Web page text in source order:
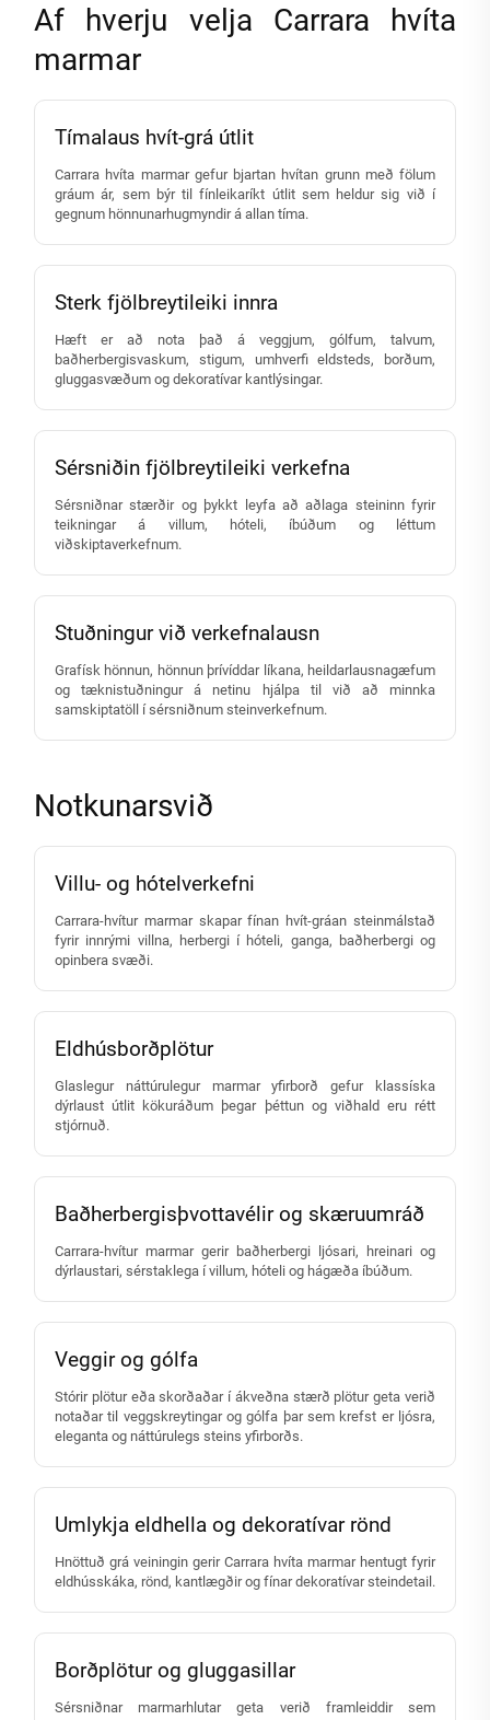
Af hverju velja Carrara hvíta
marmar
Tímalaus hvít-grá útlit
Carrara hvíta marmar gefur bjartan hvítan grunn með fölum
gráum ár, sem býr til fínleikaríkt útlit sem heldur sig við í
gegnum hönnunarhugmyndir á allan tíma.
Sterk fjölbreytileiki innra
Hæft er að nota það á veggjum, gólfum, talvum,
baðherbergisvaskum, stigum, umhverfi eldsteds, borðum,
gluggasvæðum og dekoratívar kantlýsingar.
Sérsniðin fjölbreytileiki verkefna
Sérsniðnar stærðir og þykkt leyfa að aðlaga steininn fyrir
teikningar á villum, hóteli, íbúðum og léttum
viðskiptaverkefnum.
Stuðningur við verkefnalausn
Grafísk hönnun, hönnun þrívíddar líkana, heildarlausnagæfum
og tæknistuðningur á netinu hjálpa til við að minnka
samskiptatöll í sérsniðnum steinverkefnum.
Notkunarsvið
Villu- og hótelverkefni
Carrara-hvítur marmar skapar fínan hvít-gráan steinmálstað
fyrir innrými villna, herbergi í hóteli, ganga, baðherbergi og
opinbera svæði.
Eldhúsborðplötur
Glaslegur náttúrulegur marmar yfirborð gefur klassíska
dýrlaust útlit kökuráðum þegar þéttun og viðhald eru rétt
stjórnuð.
Baðherbergisþvottavélir og skæruumráð
Carrara-hvítur marmar gerir baðherbergi ljósari, hreinari og
dýrlaustari, sérstaklega í villum, hóteli og hágæða íbúðum.
Veggir og gólfa
Stórir plötur eða skorðaðar í ákveðna stærð plötur geta verið
notaðar til veggskreytingar og gólfa þar sem krefst er ljósra,
eleganta og náttúrulegs steins yfirborðs.
Umlykja eldhella og dekoratívar rönd
Hnöttuð grá veiningin gerir Carrara hvíta marmar hentugt fyrir
eldhússkáka, rönd, kantlægðir og fínar dekoratívar steindetail.
Borðplötur og gluggasillar
Sérsniðnar marmarhlutar geta verið framleiddir sem